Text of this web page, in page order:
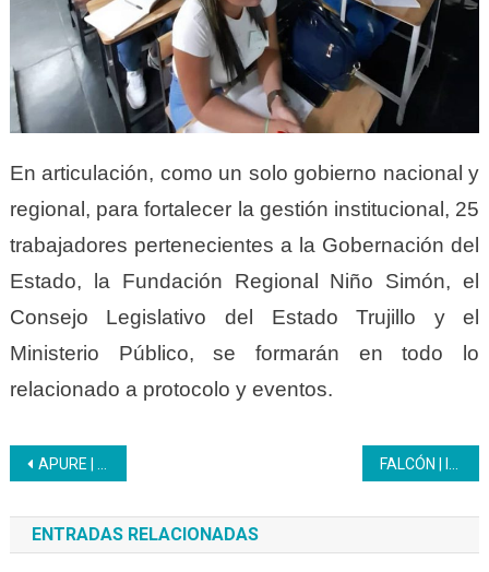
En articulación, como un solo gobierno nacional y
regional, para fortalecer la gestión institucional, 25
trabajadores pertenecientes a la Gobernación del
Estado, la Fundación Regional Niño Simón, el
Consejo Legislativo del Estado Trujillo y el
Ministerio Público, se formarán en todo lo
relacionado a protocolo y eventos.
Navegación
de
entradas
APURE | El Inces sostuvo una reunión con la Asociación de Jubilados FALCÓN | Inces y Comunidad Penitenciaria trazan estrategias educativas dirigidas a los privados de libertad
ENTRADAS RELACIONADAS